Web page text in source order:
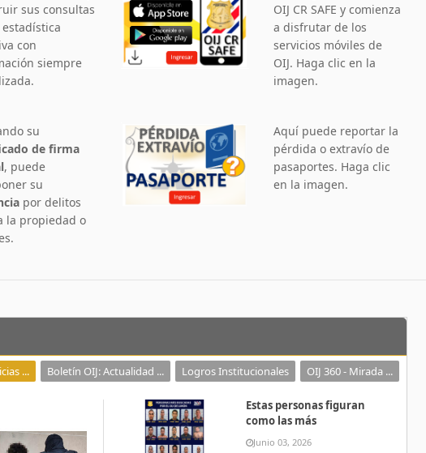
sus consultas
con
siempre
OIJ CR SAFE y comienza
a disfrutar de los
servicios móviles de
OIJ. Haga clic en la
imagen.
su
de firma
, puede
su
por delitos
la propiedad o
Aquí puede reportar la
pérdida o extravío de
pasaportes. Haga clic
en la imagen.
... Boletín OIJ: Actualidad ... Logros Institucionales OIJ 360 - Mirada ...
Estas personas figuran
como las más
Junio 03, 2026